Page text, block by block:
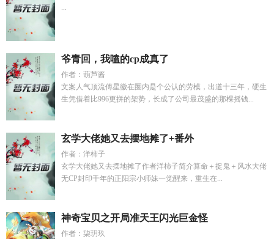
...
爷青回，我嗑的cp成真了
作者：葫芦酱
文案人气顶流傅星徽在圈内是个公认的劳模，出道十三年，硬生
生凭借着比996更拼的架势，长成了公司最茂盛的那棵摇钱...
玄学大佬她又去摆地摊了+番外
作者：洋柿子
玄学大佬她又去摆地摊了作者洋柿子简介算命＋捉鬼＋风水大佬
无CP封印千年的正阳宗小师妹一觉醒来，重生在...
神奇宝贝之开局准天王闪光巨金怪
作者：柒玥玖